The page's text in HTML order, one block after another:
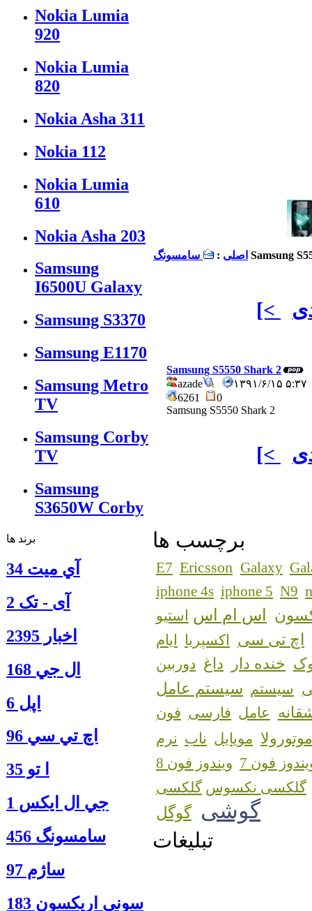
Nokia Lumia
920
Nokia Lumia
820
Nokia Asha 311
Nokia 112
Nokia Lumia
610
Nokia Asha 203
Samsung
I6500U Galaxy
Samsung S3370
Samsung E1170
Samsung Metro
TV
Samsung Corby
TV
Samsung
S3650W Corby
برند ها
آي ميت 34
آی - تک 2
اخبار 2395
ال جي 168
اپل 6
اچ تي سي 96
ا‍ تو 35
جي ال ايكس 1
سامسونگ 456
ساژم 97
سوني اريكسون 183
اصلی : سامسونگ Samsung
[<
Samsung S5550 Shark 2
azade
۶/۱۵ ۵:۳۷
6261
0
Samsung S5550 Shark 2
[<
برچسب ها
E7 Ericsson Galaxy
iphone 4s iphone 5 N9
اس ام اس استیو
اچ تی سی اکسپریا ایام
خنده دار داغ دوربین
سیستم سیستم عامل
عامل فارسی فون
موتورولا مویایل ناب نرم
فون 7
ویندوز فون 8
گلکسی نکسوس
گوشی گوگل
تبلیغات